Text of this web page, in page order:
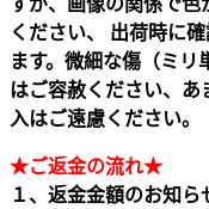
ください、 出荷時に
ます。微細な傷（ミ
はご容赦ください、
入はご遠慮ください。
★ご返金の流れ★
１、返金金額のお知ら